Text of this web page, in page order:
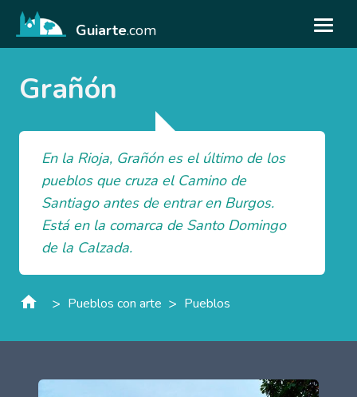
Guiarte.com
Grañón
En la Rioja, Grañón es el último de los
pueblos que cruza el Camino de
Santiago antes de entrar en Burgos.
Está en la comarca de Santo Domingo
de la Calzada.
> Pueblos con arte > Pueblos